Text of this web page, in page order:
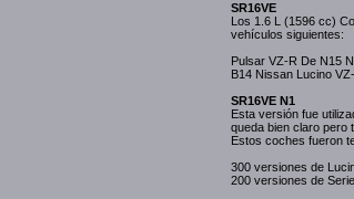
SR16VE
Los 1.6 L (1596 cc)
vehículos siguientes:
Pulsar VZ-R De N15
B14 Nissan Lucino
SR16VE N1
Esta versión fue
queda bien claro pero
Estos coches fueron
300 versiones de
200 versiones de